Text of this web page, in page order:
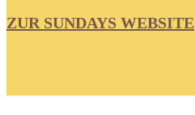
ZUR SUNDAYS WEBSITE